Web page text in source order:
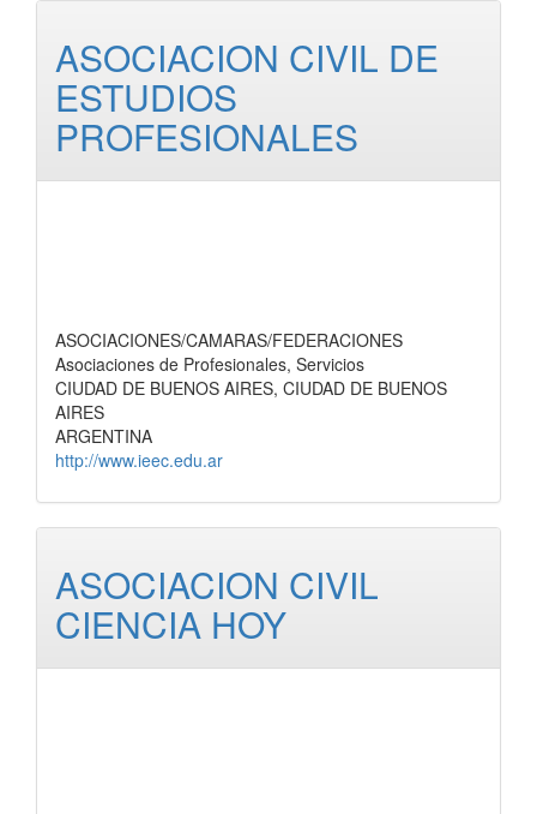
ASOCIACION CIVIL DE
ESTUDIOS
PROFESIONALES
ASOCIACIONES/CAMARAS/FEDERACIONES
Asociaciones de Profesionales, Servicios
CIUDAD DE BUENOS AIRES, CIUDAD DE BUENOS
AIRES
ARGENTINA
http://www.ieec.edu.ar
ASOCIACION CIVIL
CIENCIA HOY